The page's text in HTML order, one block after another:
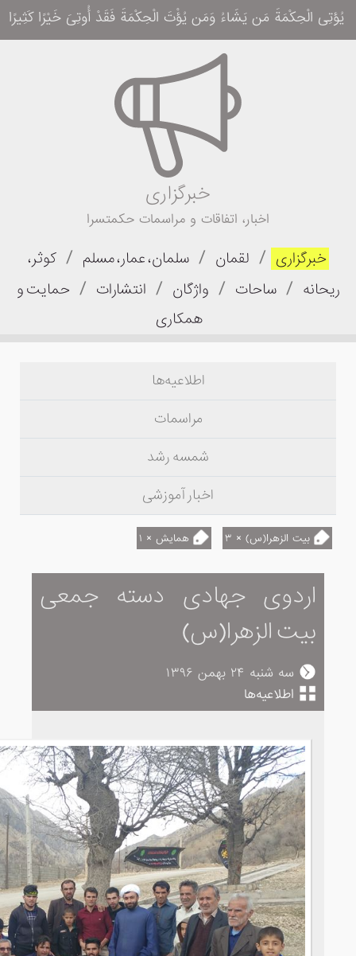
یُؤتِی الْحِکْمَةَ مَن یَشَاءُ وَمَن یُؤْتَ الْحِکْمَةَ فَقَدْ أُوتِیَ خَیْرًا کَثِیرًا وَمَا
خبرگزاری
اخبار، اتفاقات و مراسمات حکمتسرا
خبرگزاری / لقمان / سلمان، عمار، مسلم / کوثر،
ریحانه / ساحات / واژگان / انتشارات / حمایت و
همکاری
اطلاعیه‌ها
مراسمات
شمسه رشد
اخبار آموزشی
بیت الزهرا(س) × ۳ همایش × ۱
اردوی جهادی دسته جمعی
بیت الزهرا(س)
سه شنبه ۲۴ بهمن ۱۳۹۶
اطلاعیه‌ها